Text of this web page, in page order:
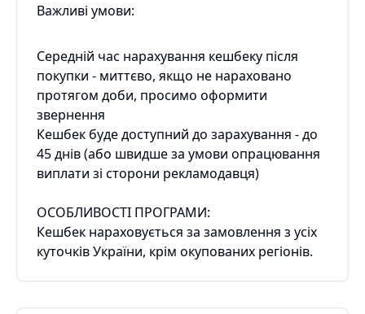
Важливі умови:
Середній час нарахування кешбеку після
покупки - миттєво, якщо не нараховано
протягом доби, просимо оформити
звернення
Кешбек буде доступний до зарахування - до
45 днів (або швидше за умови опрацювання
виплати зі сторони рекламодавця)
ОСОБЛИВОСТІ ПРОГРАМИ:
Кешбек нараховується за замовлення з усіх
куточків України, крім окупованих регіонів.